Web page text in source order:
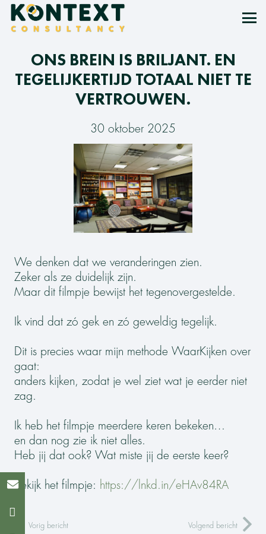
ONS BREIN IS BRILJANT. EN
TEGELIJKERTIJD TOTAAL NIET TE
VERTROUWEN.
30 oktober 2025
We denken dat we veranderingen zien.
Zeker als ze duidelijk zijn.
Maar dit filmpje bewijst het tegenovergestelde.
Ik vind dat zó gek en zó geweldig tegelijk.
Dit is precies waar mijn methode WaarKijken over
gaat:
anders kijken, zodat je wel ziet wat je eerder niet
zag.
Ik heb het filmpje meerdere keren bekeken…
en dan nog zie ik niet alles.
Heb jij dat ook? Wat miste jij de eerste keer?
Bekijk het filmpje: https://lnkd.in/eHAv84RA
Vorig bericht Volgend bericht